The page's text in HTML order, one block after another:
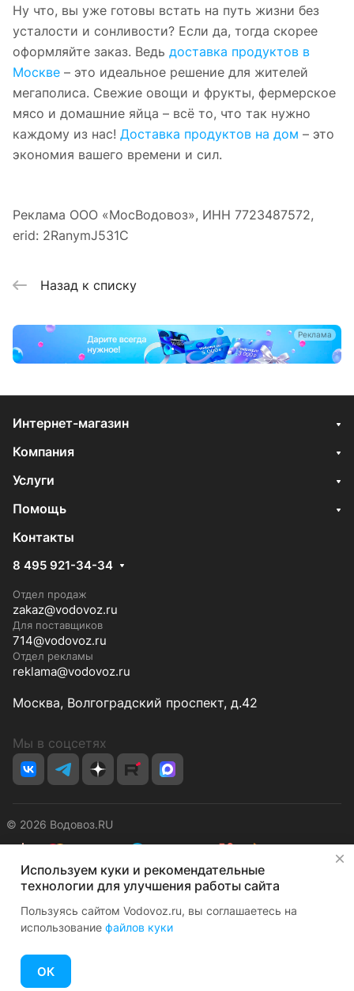
Ну что, вы уже готовы встать на путь жизни без
усталости и сонливости? Если да, тогда скорее
оформляйте заказ. Ведь доставка продуктов в
Москве – это идеальное решение для жителей
мегаполиса. Свежие овощи и фрукты, фермерское
мясо и домашние яйца – всё то, что так нужно
каждому из нас! Доставка продуктов на дом – это
экономия вашего времени и сил.
Реклама ООО «МосВодовоз», ИНН 7723487572,
erid: 2RanymJ531C
Назад к списку
Реклама
Интернет-магазин
Компания
Услуги
Помощь
Контакты
8 495 921-34-34
Отдел продаж
zakaz@vodovoz.ru
Для поставщиков
714@vodovoz.ru
Отдел рекламы
reklama@vodovoz.ru
Москва, Волгоградский проспект, д.42
Мы в соцсетях
© 2026 Водовоз.RU
КонфиденциальностьОферта
Главная
Используем куки и рекомендательные
технологии для улучшения работы сайта
Пользуясь сайтом Vodovoz.ru, вы соглашаетесь на
использование файлов куки
ОК